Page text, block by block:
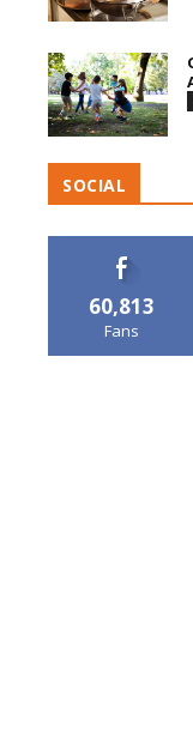
SOCIAL
60,813
Fans